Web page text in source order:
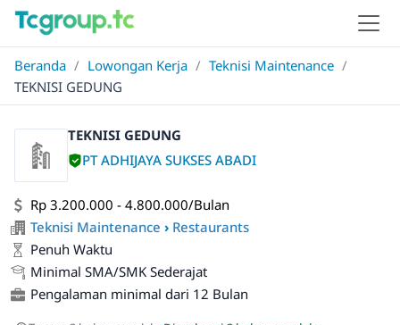
Beranda / Lowongan Kerja / Teknisi Maintenance /
TEKNISI GEDUNG
TEKNISI GEDUNG
PT ADHIJAYA SUKSES ABADI
Rp 3.200.000 - 4.800.000/Bulan
Teknisi Maintenance › Restaurants
Penuh Waktu
Minimal SMA/SMK Sederajat
Pengalaman minimal dari 12 Bulan